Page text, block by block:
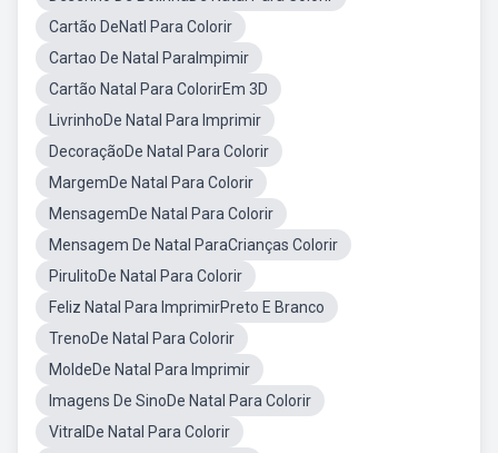
Cartão DeNatl Para Colorir
Cartao De Natal ParaImpimir
Cartão Natal Para ColorirEm 3D
LivrinhoDe Natal Para Imprimir
DecoraçãoDe Natal Para Colorir
MargemDe Natal Para Colorir
MensagemDe Natal Para Colorir
Mensagem De Natal ParaCrianças Colorir
PirulitoDe Natal Para Colorir
Feliz Natal Para ImprimirPreto E Branco
TrenoDe Natal Para Colorir
MoldeDe Natal Para Imprimir
Imagens De SinoDe Natal Para Colorir
VitralDe Natal Para Colorir